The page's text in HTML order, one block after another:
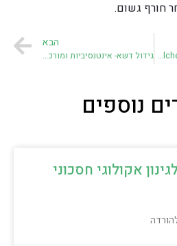
כיסוח ממחזר Mulcher Recycler
הבא
גידול דשא- אינטנסיביות ומורכבות
נוספים
אקולוגי חסכוני